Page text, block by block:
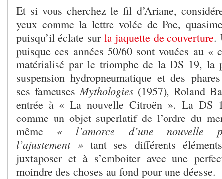
Et si vous cherchez le fil d’Ariane,
yeux comme la lettre volée de Poe,
puisqu’il éclate surla jaquette de couverture.
puisque ces années 50/60 sont vouées au «
matérialisé par le triomphe de la DS 19, la
suspension hydropneumatique et des
ses fameusesMythologies (1957), Roland
entrée à « La nouvelle Citroën ». La DS
comme un objet superlatif de l’ordre du
même « l’amorce d’une nouvelle
l’ajustement » tant ses différents
juxtaposer et à s’emboiter avec une
moindre des choses au fond pour une déesse.